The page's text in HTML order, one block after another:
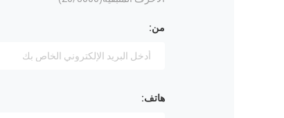
من:
هاتف: